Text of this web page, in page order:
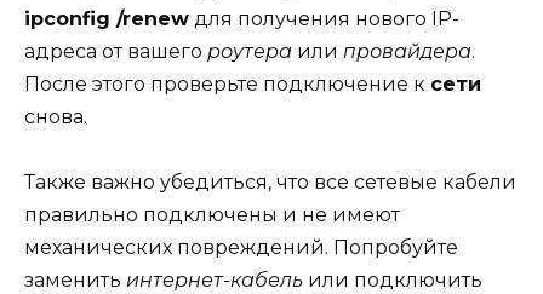
ipconfig /renew для получения нового IP-
адреса от вашего роутера или провайдера.
После этого проверьте подключение к сети
снова.
Также важно убедиться, что все сетевые кабели
правильно подключены и не имеют
механических повреждений. Попробуйте
заменить интернет-кабель или подключить